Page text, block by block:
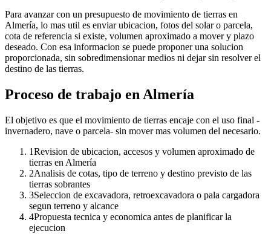
Para avanzar con un presupuesto de movimiento de tierras en
Almería, lo mas util es enviar ubicacion, fotos del solar o parcela,
cota de referencia si existe, volumen aproximado a mover y plazo
deseado. Con esa informacion se puede proponer una solucion
proporcionada, sin sobredimensionar medios ni dejar sin resolver el
destino de las tierras.
Proceso de trabajo en Almería
El objetivo es que el movimiento de tierras encaje con el uso final -
invernadero, nave o parcela- sin mover mas volumen del necesario.
1Revision de ubicacion, accesos y volumen aproximado de
tierras en Almería
2Analisis de cotas, tipo de terreno y destino previsto de las
tierras sobrantes
3Seleccion de excavadora, retroexcavadora o pala cargadora
segun terreno y alcance
4Propuesta tecnica y economica antes de planificar la
ejecucion